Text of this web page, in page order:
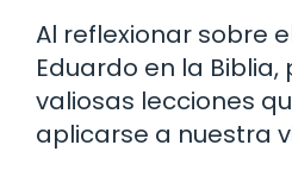
Al reflexionar sobre
Eduardo en la
valiosas lecciones
aplicarse a nuestra